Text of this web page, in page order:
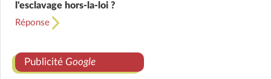
l'esclavage hors-la-loi ?
Réponse
Publicité Google